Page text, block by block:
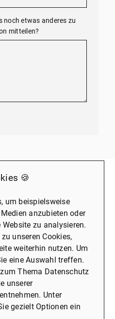
noch etwas anderes zu
mitteilen?
Grundstück in
Stadt im Kreis
bietet eine
Richtungen und
mit praktischer
nahe der Autobahnen
Verbindung nach
Ruhrgebiet ermöglicht.
und Buslinien stellen
🍪
um beispielsweise
anzubieten oder
zu analysieren.
unseren Cookies,
weiterhin nutzen. Um
eine Auswahl treffen.
Thema Datenschutz
unserer
entnehmen. Unter
gezielt Optionen ein